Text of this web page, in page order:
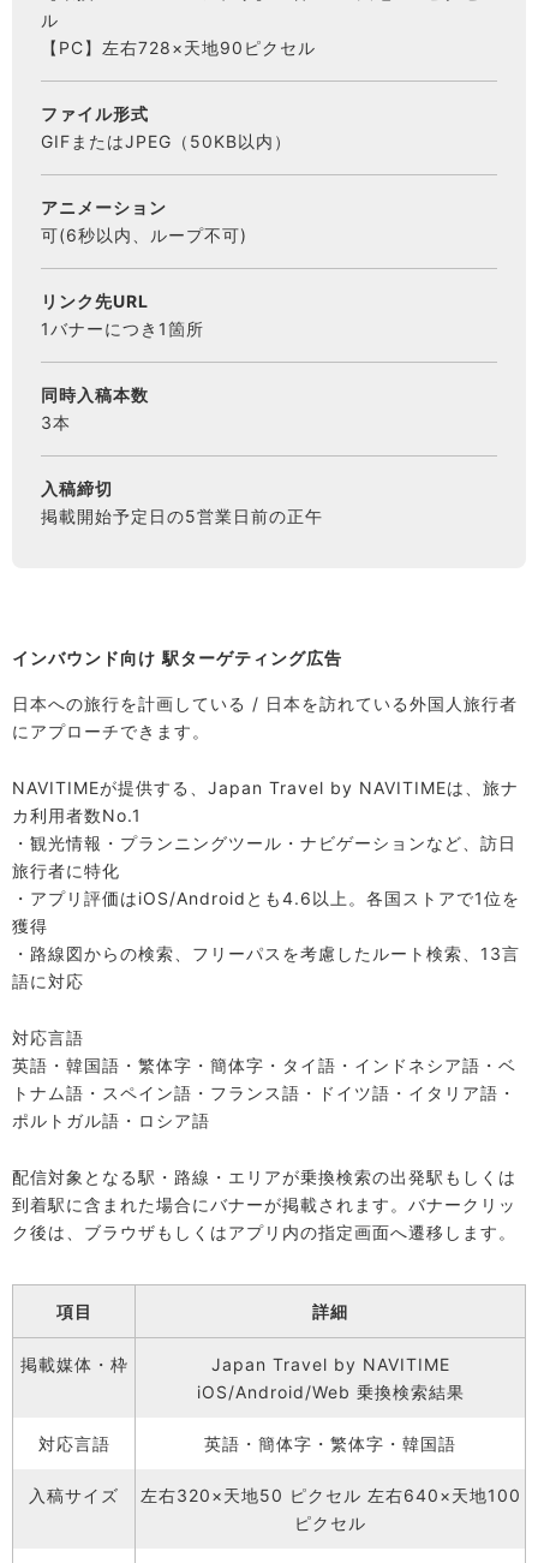
ル
【PC】左右728×天地90ピクセル
ファイル形式
GIFまたはJPEG（50KB以内）
アニメーション
可(6秒以内、ループ不可)
リンク先URL
1バナーにつき1箇所
同時入稿本数
3本
入稿締切
掲載開始予定日の5営業日前の正午
インバウンド向け 駅ターゲティング広告
日本への旅行を計画している / 日本を訪れている外国人旅行者
にアプローチできます。
NAVITIMEが提供する、Japan Travel by NAVITIMEは、旅ナ
カ利用者数No.1
・観光情報・プランニングツール・ナビゲーションなど、訪日
旅行者に特化
・アプリ評価はiOS/Androidとも4.6以上。各国ストアで1位を
獲得
・路線図からの検索、フリーパスを考慮したルート検索、13言
語に対応
対応言語
英語・韓国語・繁体字・簡体字・タイ語・インドネシア語・ベ
トナム語・スペイン語・フランス語・ドイツ語・イタリア語・
ポルトガル語・ロシア語
配信対象となる駅・路線・エリアが乗換検索の出発駅もしくは
到着駅に含まれた場合にバナーが掲載されます。バナークリッ
ク後は、ブラウザもしくはアプリ内の指定画面へ遷移します。
項目 詳細
掲載媒体・枠
Japan Travel by NAVITIME
iOS/Android/Web 乗換検索結果
対応言語 英語・簡体字・繁体字・韓国語
入稿サイズ
左右320×天地50 ピクセル 左右640×天地100
ピクセル